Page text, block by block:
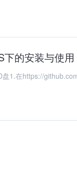
的安装与使用
盘1.在https://